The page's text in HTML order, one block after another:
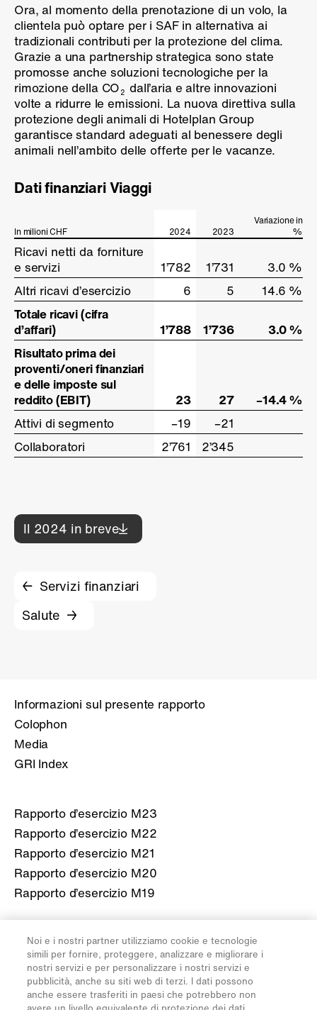
Ora, al momento della prenotazione di un volo, la
clientela può optare per i SAF in alternativa ai
tradizionali contributi per la protezione del clima.
Grazie a una partnership strategica sono state
promosse anche soluzioni tecnologiche per la
rimozione della CO 2 dall’aria e altre innovazioni
volte a ridurre le emissioni. La nuova direttiva sulla
protezione degli animali di Hotelplan Group
garantisce standard adeguati al benessere degli
animali nell’ambito delle offerte per le vacanze.
Dati finanziari Viaggi
In milioni CHF 2024 2023
Variazione in
%
Ricavi netti da forniture
e servizi
1’782 1’731
3.0 %
Altri ricavi d’esercizio
6 5
14.6 %
Totale ricavi (cifra
d’affari)
1’788 1’736
3.0 %
Risultato prima dei
proventi/oneri finanziari
e delle imposte sul
reddito (EBIT)
23 27
–14.4 %
Attivi di segmento
–19
–21
Collaboratori
2’761 2’345
In milioni CHF
Ricavi netti da forniture
e servizi
Altri ricavi d’esercizio
Totale ricavi (cifra
d’affari)
Risultato prima dei
proventi/oneri finanziari
e delle imposte sul
reddito (EBIT)
Attivi di segmento
Collaboratori
Il 2024 in breve
Servizi finanziari
Salute
Informazioni sul presente rapporto
Colophon
Media
GRI Index
Rapporto d’esercizio M23
Rapporto d’esercizio M22
Rapporto d’esercizio M21
Rapporto d’esercizio M20
Rapporto d’esercizio M19
Ulteriori informazioni sulla Migros
migros.ch
Noi e i nostri partner utilizziamo cookie e tecnologie
simili per fornire, proteggere, analizzare e migliorare i
nostri servizi e per personalizzare i nostri servizi e
pubblicità, anche su siti web di terzi. I dati possono
anche essere trasferiti in paesi che potrebbero non